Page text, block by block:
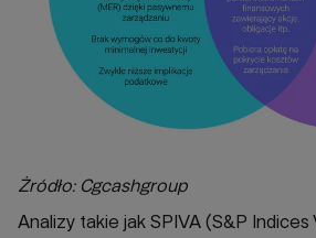
Żródło: Cgcashgroup
Analizy takie jak SPIVA (S&P